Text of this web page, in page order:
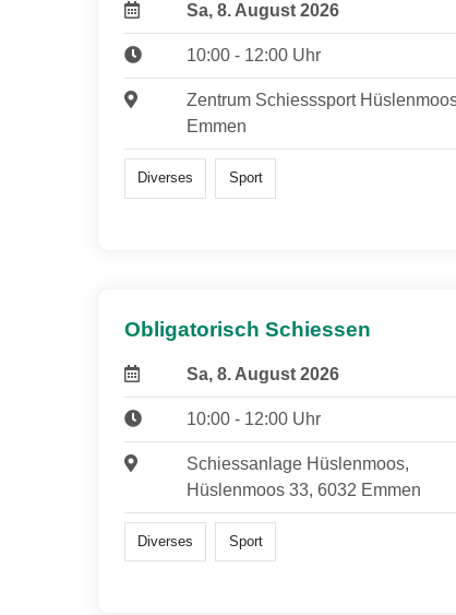
Sa, 8. August 2026
10:00 - 12:00 Uhr
Zentrum Schiesssport
Emmen
Diverses Sport
Obligatorisch Schiessen
Sa, 8. August 2026
10:00 - 12:00 Uhr
Schiessanlage Hüslenmoos,
Hüslenmoos 33, 6032 Emmen
Diverses Sport